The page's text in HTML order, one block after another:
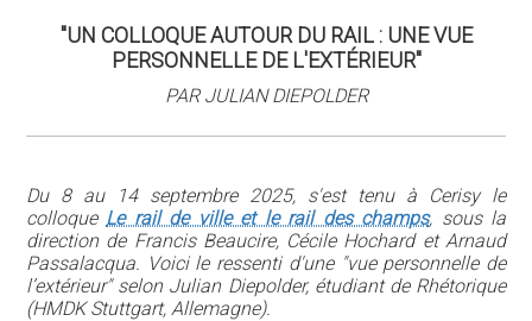
"UN COLLOQUE AUTOUR DU RAIL : UNE VUE
PERSONNELLE DE L'EXTÉRIEUR"
PAR JULIAN DIEPOLDER
Du 8 au 14 septembre 2025, s'est tenu à Cerisy le
colloque Le rail de ville et le rail des champs, sous la
direction de Francis Beaucire, Cécile Hochard et Arnaud
Passalacqua. Voici le ressenti d'une "vue personnelle de
l’extérieur" selon Julian Diepolder, étudiant de Rhétorique
(HMDK Stuttgart, Allemagne).